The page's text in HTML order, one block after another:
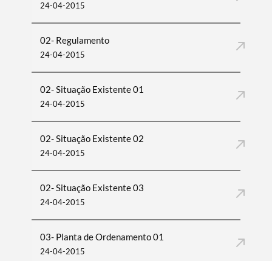
24-04-2015
02- Regulamento
24-04-2015
02- Situação Existente 01
24-04-2015
02- Situação Existente 02
24-04-2015
02- Situação Existente 03
24-04-2015
03- Planta de Ordenamento 01
24-04-2015